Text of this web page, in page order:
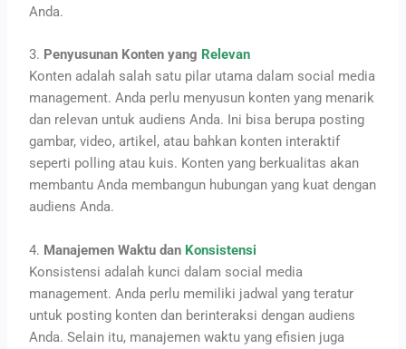
Anda.
3. Penyusunan Konten yang Relevan
Konten adalah salah satu pilar utama dalam social media
management. Anda perlu menyusun konten yang menarik
dan relevan untuk audiens Anda. Ini bisa berupa posting
gambar, video, artikel, atau bahkan konten interaktif
seperti polling atau kuis. Konten yang berkualitas akan
membantu Anda membangun hubungan yang kuat dengan
audiens Anda.
4. Manajemen Waktu dan Konsistensi
Konsistensi adalah kunci dalam social media
management. Anda perlu memiliki jadwal yang teratur
untuk posting konten dan berinteraksi dengan audiens
Anda. Selain itu, manajemen waktu yang efisien juga